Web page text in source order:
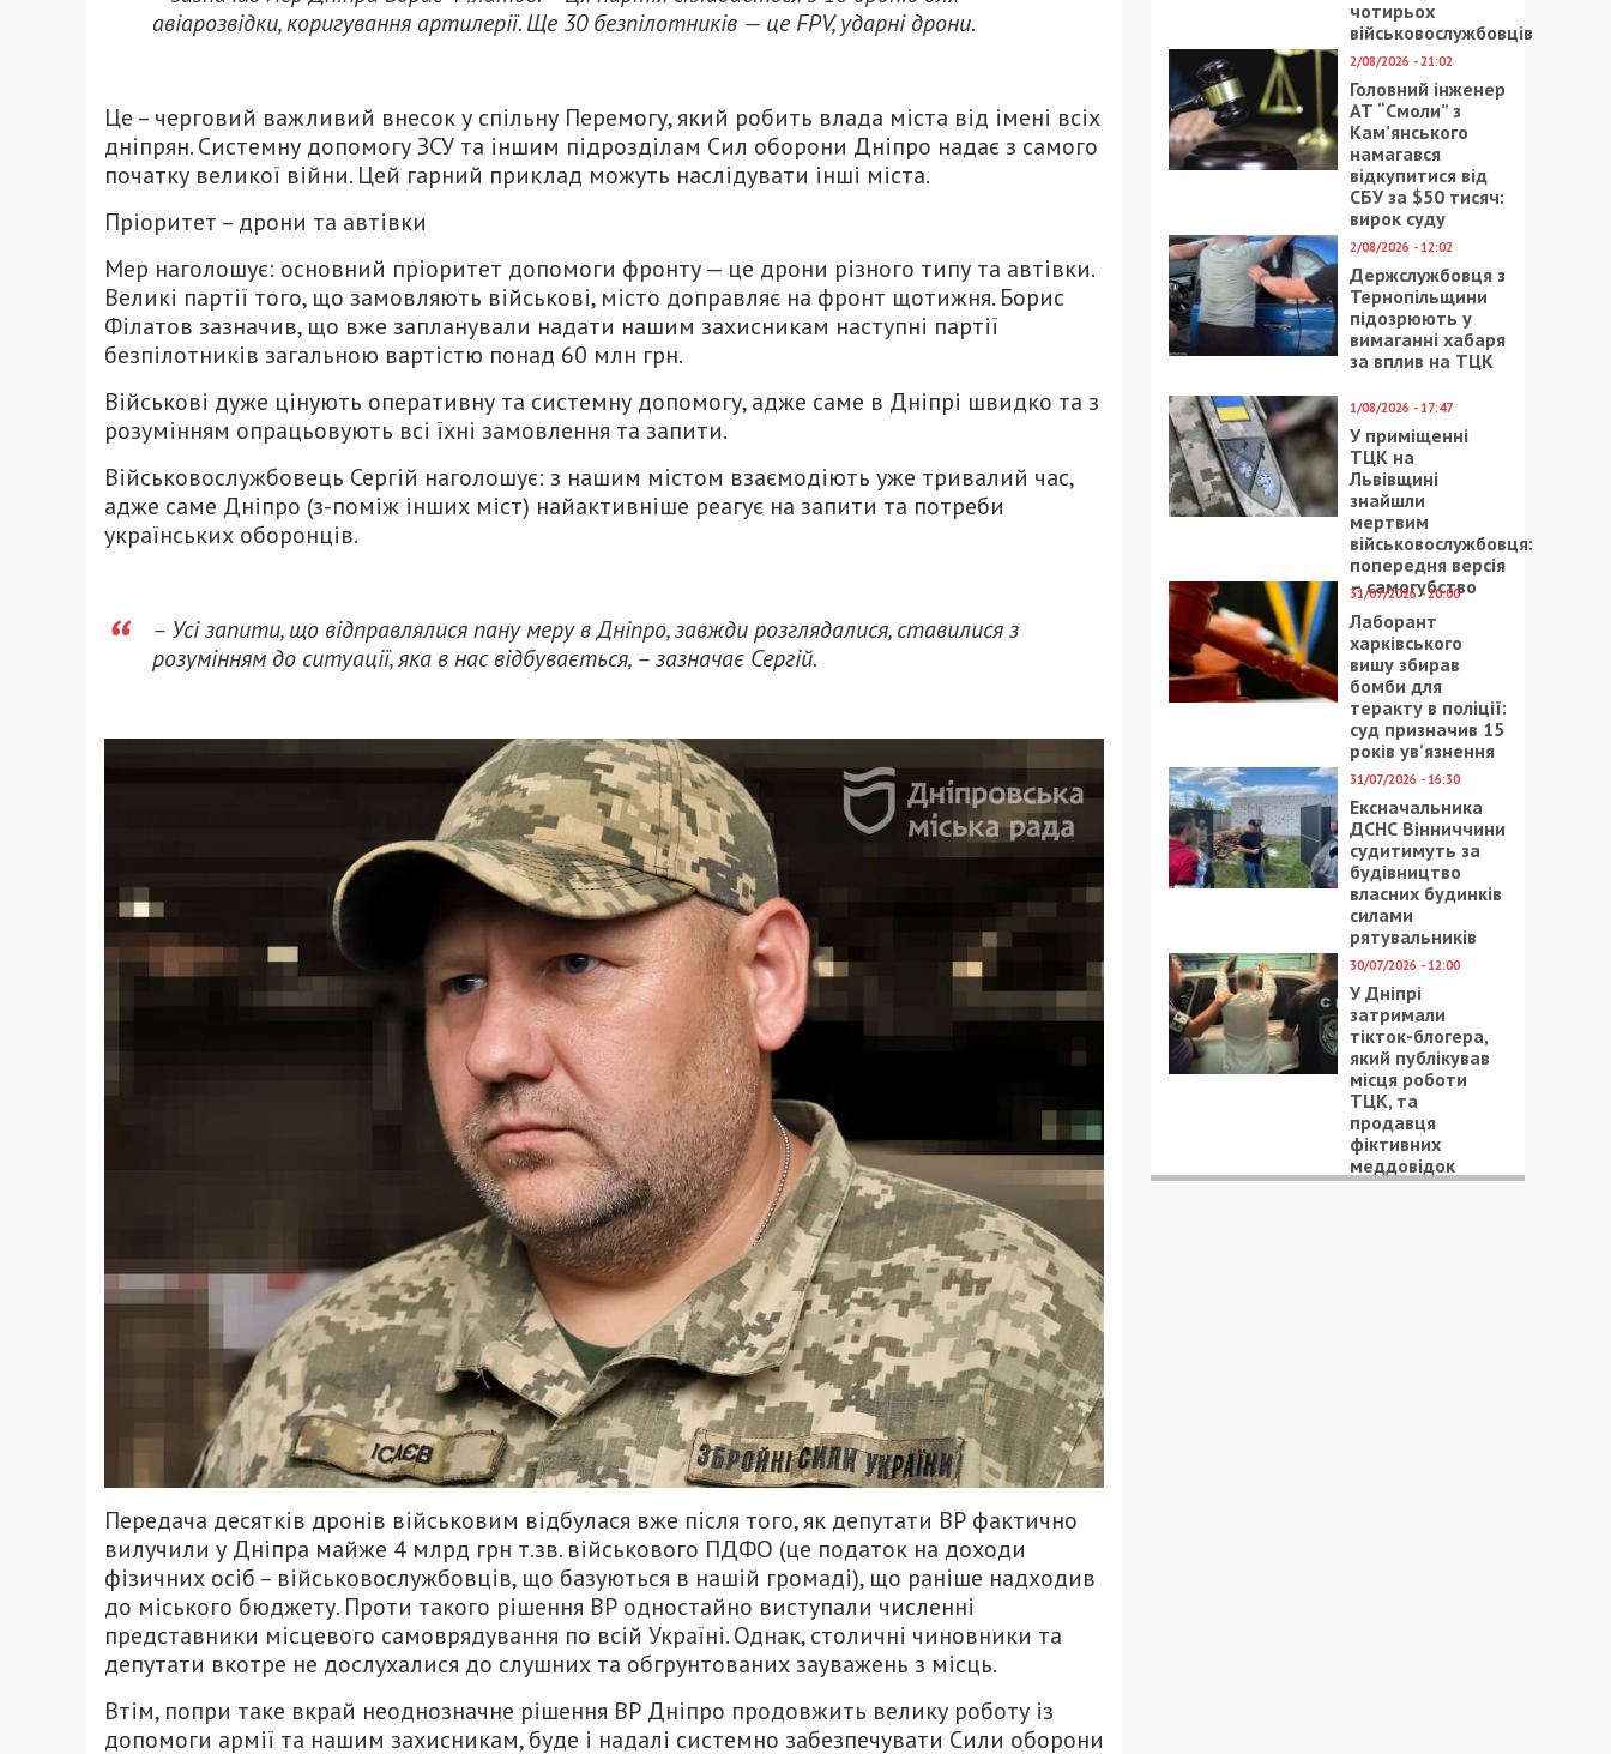
авіарозвідки, коригування артилерії. Ще 30 безпілотників — це FPV, ударні дрони.
Це – черговий важливий внесок у спільну Перемогу, який робить влада міста від імені всіх
дніпрян. Системну допомогу ЗСУ та іншим підрозділам Сил оборони Дніпро надає з самого
початку великої війни. Цей гарний приклад можуть наслідувати інші міста.
Пріоритет – дрони та автівки
Мер наголошує: основний пріоритет допомоги фронту — це дрони різного типу та автівки.
Великі партії того, що замовляють військові, місто доправляє на фронт щотижня. Борис
Філатов зазначив, що вже запланували надати нашим захисникам наступні партії
безпілотників загальною вартістю понад 60 млн грн.
Військові дуже цінують оперативну та системну допомогу, адже саме в Дніпрі швидко та з
розумінням опрацьовують всі їхні замовлення та запити.
Військовослужбовець Сергій наголошує: з нашим містом взаємодіють уже тривалий час,
адже саме Дніпро (з-поміж інших міст) найактивніше реагує на запити та потреби
українських оборонців.
– Усі запити, що відправлялися пану меру в Дніпро, завжди розглядалися, ставилися з
розумінням до ситуації, яка в нас відбувається, – зазначає Сергій.
Передача десятків дронів військовим відбулася вже після того, як депутати ВР фактично
вилучили у Дніпра майже 4 млрд грн т.зв. військового ПДФО (це податок на доходи
фізичних осіб – військовослужбовців, що базуються в нашій громаді), що раніше надходив
до міського бюджету. Проти такого рішення ВР одностайно виступали численні
представники місцевого самоврядування по всій Україні. Однак, столичні чиновники та
депутати вкотре не дослухалися до слушних та обгрунтованих зауважень з місць.
Втім, попри таке вкрай неоднозначне рішення ВР Дніпро продовжить велику роботу із
допомоги армії та нашим захисникам, буде і надалі системно забезпечувати Сили оборони
чотирьох
військовослужбовців
2/08/2026 - 21:02
Головний інженер
АТ “Смоли” з
Кам’янського
намагався
відкупитися від
СБУ за $50 тисяч:
вирок суду
2/08/2026 - 12:02
Держслужбовця з
Тернопільщини
підозрюють у
вимаганні хабаря
за вплив на ТЦК
1/08/2026 - 17:47
У приміщенні
ТЦК на
Львівщині
знайшли
мертвим
військовослужбовця:
попередня версія
– самогубство
31/07/2026 - 20:00
Лаборант
харківського
вишу збирав
бомби для
теракту в поліції:
суд призначив 15
років ув’язнення
31/07/2026 - 16:30
Ексначальника
ДСНС Вінниччини
судитимуть за
будівництво
власних будинків
силами
рятувальників
30/07/2026 - 12:00
У Дніпрі
затримали
тікток-блогера,
який публікував
місця роботи
ТЦК, та
продавця
фіктивних
меддовідок